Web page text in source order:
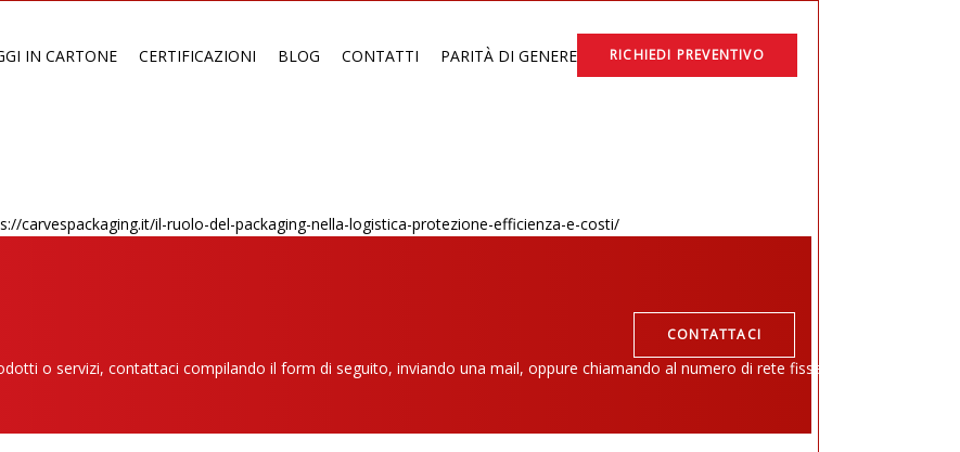
IN CARTONE CERTIFICAZIONI BLOG CONTATTI PARITÀ DI GENERE RICHIEDI PREVENTIVO
carvespackaging.it/il-ruolo-del-packaging-nella-logistica-protezione-efficienza-e-costi/
o servizi, contattaci compilando il form di seguito, inviando una mail, oppure chiamando al numero di rete fissa.
CONTATTACI